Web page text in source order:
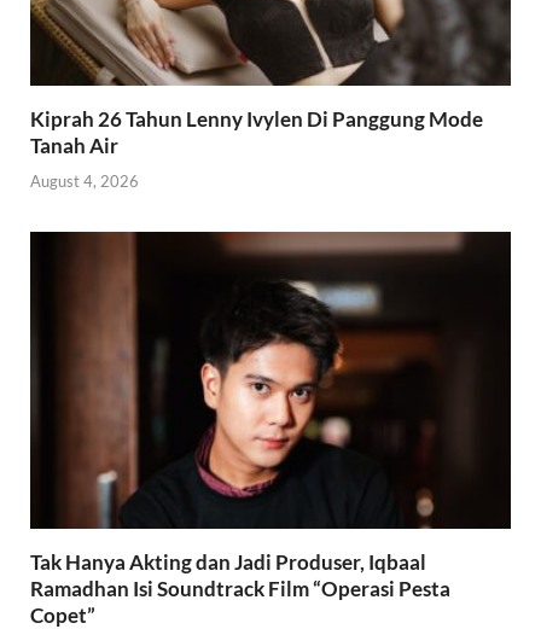
Kiprah 26 Tahun Lenny Ivylen Di Panggung Mode
Tanah Air
August 4, 2026
Tak Hanya Akting dan Jadi Produser, Iqbaal
Ramadhan Isi Soundtrack Film “Operasi Pesta
Copet”